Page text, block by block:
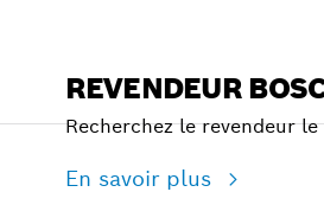
REVENDEUR
Recherchez le revendeur
En savoir plus